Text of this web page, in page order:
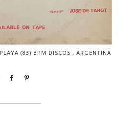
(83) BPM DISCOS , ARGENTINA